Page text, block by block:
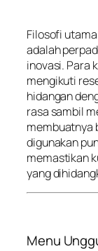
Filosofi
adalah
inovasi. Para
mengikuti
hidangan
rasa sambil
membuatnya
digunakan
memastikan
yang
Menu